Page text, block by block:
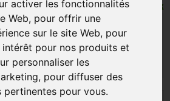
activer les fonctionnalités
Web, pour offrir une
sur le site Web, pour
pour nos produits et
personnaliser les
, pour diffuser des
pertinentes pour vous.
6 EN STOCK
52,50 € TTC
AJOUTER AU PANIER